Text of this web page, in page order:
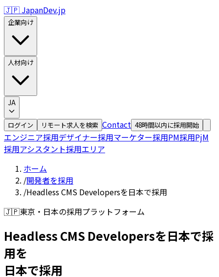
🇯🇵 JapanDev.jp
企業向け
人材向け
JA
ログイン リモート求人を検索 Contact 48時間以内に採用開始
エンジニア採用デザイナー採用マーケター採用PM採用PjM
採用アシスタント採用エリア
ホーム
/開発者を採用
/Headless CMS Developersを日本で採用
🇯🇵東京・日本の採用プラットフォーム
Headless CMS Developersを日本で採
用を
日本で採用